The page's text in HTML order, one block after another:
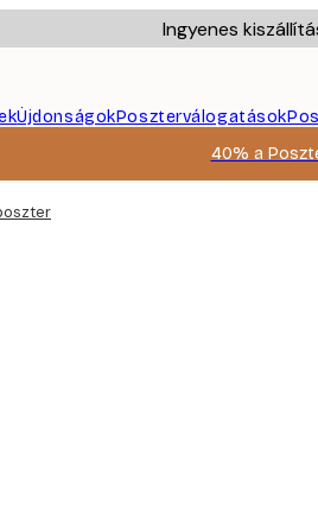
Ingyenes
ÚjdonságokPoszterválogatások
40% a